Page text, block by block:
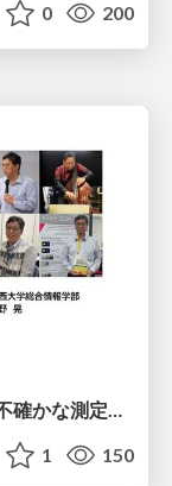
0 200
2026年度春学期 統計学 第13回 不確かな測定の不確かさを測る ― 不偏分散とt分布 (2026. 6. 25)
1 150